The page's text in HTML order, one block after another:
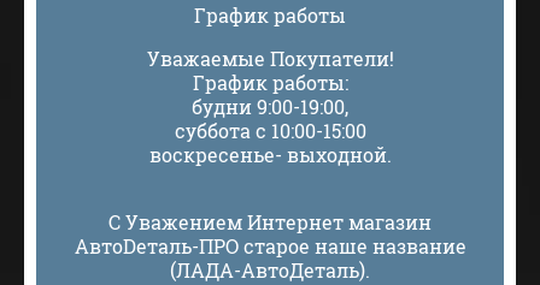
График работы
Уважаемые Покупатели!
График работы:
будни 9:00-19:00,
суббота с 10:00-15:00
воскресенье- выходной.
С Уважением Интернет магазин
АвтоDеталь-ПРО старое наше название
(ЛАДА-АвтоДеталь).